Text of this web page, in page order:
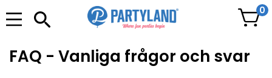
0
FAQ - Vanliga frågor och svar